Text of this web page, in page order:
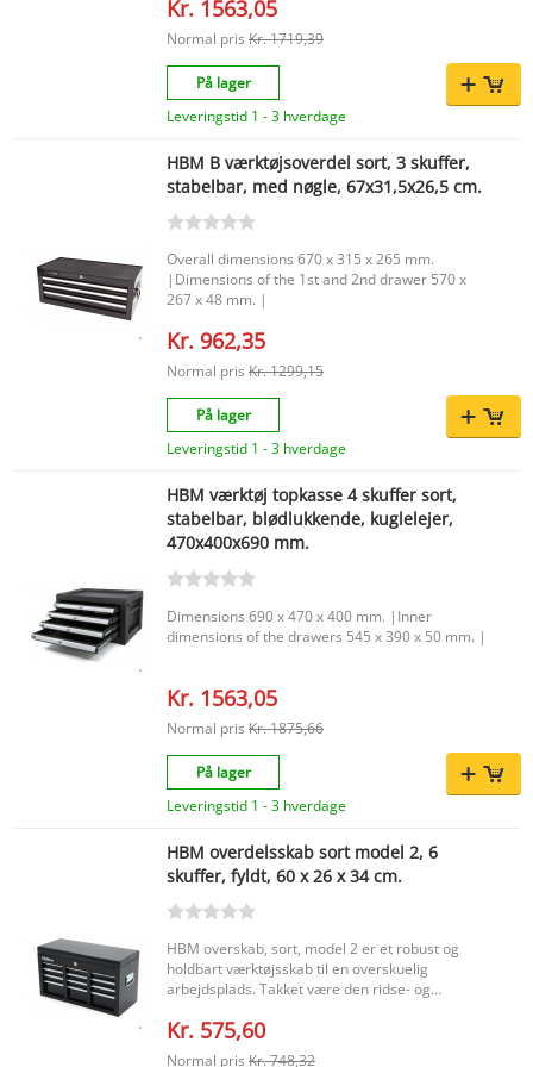
tilbyder en effektiv måde at opbevare
værkstedsudstyr organiseret på. Kombinationen
skuffeinddeling gør dette til en praktisk tilføjelse
til ethvert værksted eller værktøjsopstilling.
Kr. 1563,05
Normal pris Kr. 1719,39
På lager
Leveringstid 1 - 3 hverdage
HBM B værktøjsoverdel sort, 3 skuffer,
stabelbar, med nøgle, 67x31,5x26,5 cm.
Overall dimensions 670 x 315 x 265 mm.
|Dimensions of the 1st and 2nd drawer 570 x
267 x 48 mm. |
Kr. 962,35
Normal pris Kr. 1299,15
På lager
Leveringstid 1 - 3 hverdage
HBM værktøj topkasse 4 skuffer sort,
stabelbar, blødlukkende, kuglelejer,
470x400x690 mm.
Dimensions 690 x 470 x 400 mm. |Inner
dimensions of the drawers 545 x 390 x 50 mm. |
Kr. 1563,05
Normal pris Kr. 1875,66
På lager
Leveringstid 1 - 3 hverdage
HBM overdelsskab sort model 2, 6
skuffer, fyldt, 60 x 26 x 34 cm.
HBM overskab, sort, model 2 er et robust og
holdbart værktøjsskab til en overskuelig
arbejdsplads. Takket være den ridse- og
modstandsdygtigt over for intensiv brug og
Kr. 575,60
Normal pris Kr. 748,32